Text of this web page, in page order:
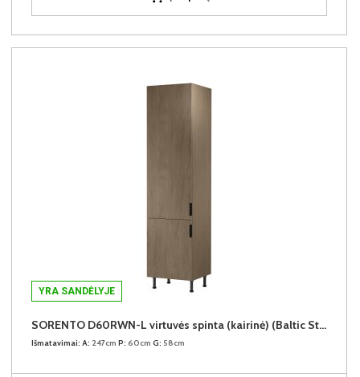
YRA SANDĖLYJE
SORENTO D60RWN-L virtuvės spinta (kairinė) (Baltic Storm/Baltic Storm)
Išmatavimai: A: 247cm P: 60cm G: 58cm